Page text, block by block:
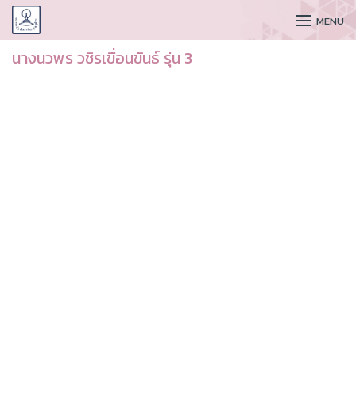
CUDAA MENU
นางนวพร วชิรเขื่อนขันธ์ รุ่น 3